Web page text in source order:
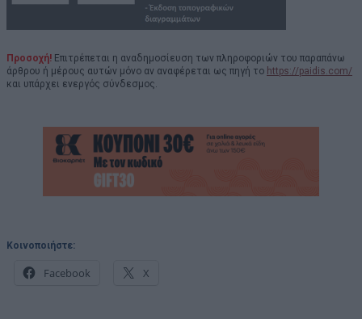
Προσοχή! Επιτρέπεται η αναδημοσίευση των πληροφοριών του παραπάνω
άρθρου ή μέρους αυτών μόνο αν αναφέρεται ως πηγή το https://paidis.com/
και υπάρχει ενεργός σύνδεσμος.
Κοινοποιήστε:
Facebook X